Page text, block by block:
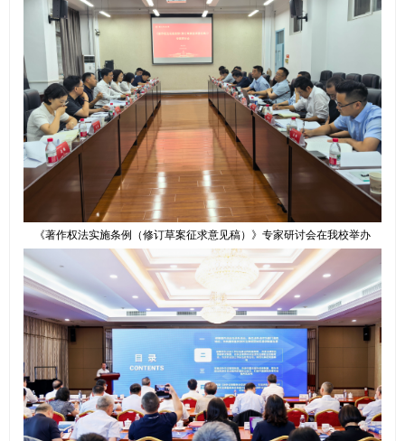
《著作权法实施条例（修订草案征求意见稿）》专家研讨会在我校举办